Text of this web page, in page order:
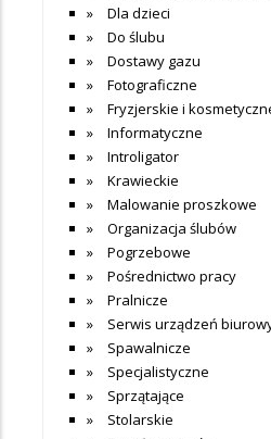
Dla dzieci
Do ślubu
Dostawy gazu
Fotograficzne
Fryzjerskie i
Informatyczne
Introligator
Krawieckie
Malowanie proszkowe
Organizacja ślubów
Pogrzebowe
Pośrednictwo pracy
Pralnicze
Serwis urządzeń
Spawalnicze
Specjalistyczne
Sprzątające
Stolarskie